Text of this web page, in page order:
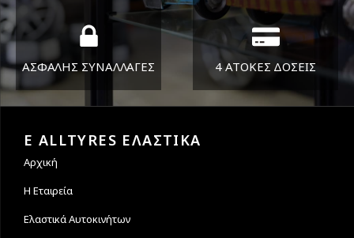
ΑΣΦΑΛΗΣ ΣΥΝΑΛΛΑΓΕΣ 4 ΑΤΟΚΕΣ ΔΟΣΕΙΣ
E ALLTYRES ΕΛΑΣΤΙΚΑ
Αρχική
Η Εταιρεία
Ελαστικά Αυτοκινήτων